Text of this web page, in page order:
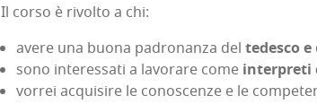
Il cor­so è rivol­to a chi:
ave­re una buo­na padro­nan­za del tede­sco e
sono inte­res­sa­ti a lavo­ra­re come inter­pre­ti
vor­rei acqui­si­re le cono­scen­ze e le